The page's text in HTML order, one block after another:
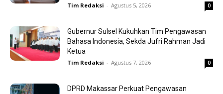
Tim Redaksi - Agustus 5, 2026 0
Gubernur Sulsel Kukuhkan Tim Pengawasan
Bahasa Indonesia, Sekda Jufri Rahman Jadi
Ketua
Tim Redaksi - Agustus 7, 2026 0
DPRD Makassar Perkuat Pengawasan